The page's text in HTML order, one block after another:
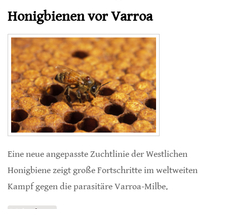
Honigbienen vor Varroa
Eine neue angepasste Zuchtlinie der Westlichen
Honigbiene zeigt große Fortschritte im weltweiten
Kampf gegen die parasitäre Varroa-Milbe.